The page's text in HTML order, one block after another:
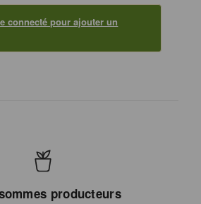
connecté pour ajouter un
producteurs